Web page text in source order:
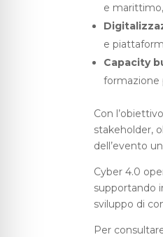
e
e
Capacity
formazione
Con
stakeholder,
dell’evento
Cyber 4.0
supportando
sviluppo di
Per